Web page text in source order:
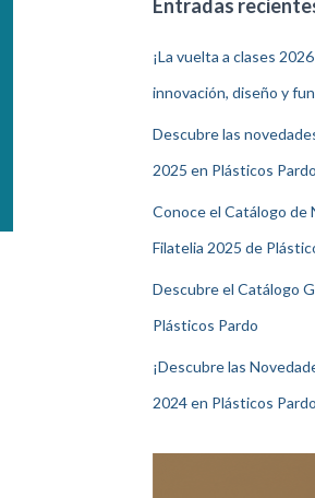
Entradas
¡La vuelta a clases
innovación, diseño y
Descubre las
2025 en Plásticos Pardo
Conoce el Catálogo de
Filatelia 2025 de
Descubre el Catálogo
Plásticos Pardo
¡Descubre las
2024 en Plásticos